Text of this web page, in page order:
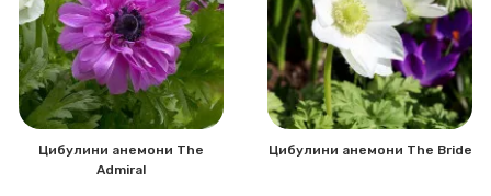
Цибулини анемони The
Admiral
Цибулини анемони The Bride